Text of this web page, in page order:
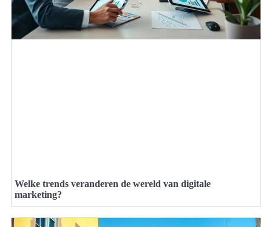
Welke trends veranderen de wereld van digitale
marketing?